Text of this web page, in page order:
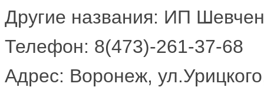
Другие названия: ИП
Телефон: 8(473)-261-37-68
Адрес: Воронеж,